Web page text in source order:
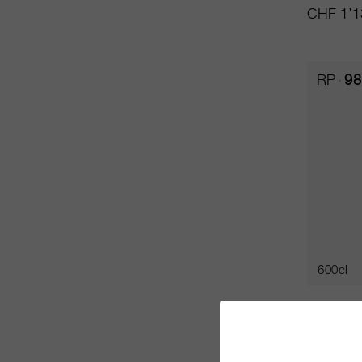
CHF
RP 98
600cl